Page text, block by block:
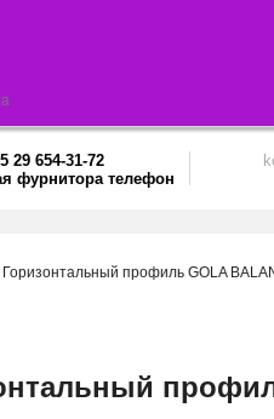
29 654-31-72
Горизонтальный профиль GOLA